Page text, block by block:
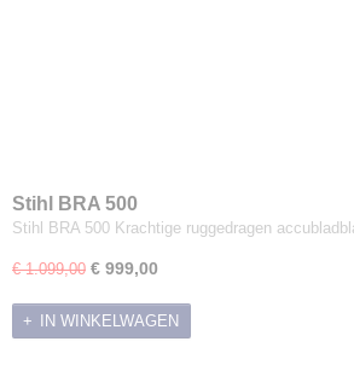
Stihl BRA 500
Stihl BRA 500 Krachtige ruggedragen
€ 1.099,00 € 999,00
IN WINKELWAGEN